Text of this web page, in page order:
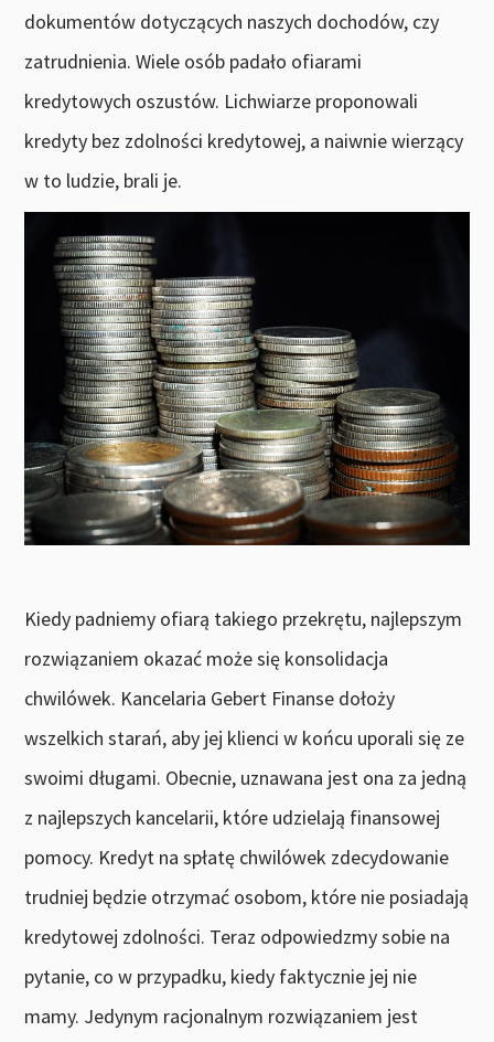
dokumentów dotyczących naszych dochodów, czy
zatrudnienia. Wiele osób padało ofiarami
kredytowych oszustów. Lichwiarze proponowali
kredyty bez zdolności kredytowej, a naiwnie wierzący
w to ludzie, brali je.
Kiedy padniemy ofiarą takiego przekrętu, najlepszym
rozwiązaniem okazać może się konsolidacja
chwilówek. Kancelaria Gebert Finanse dołoży
wszelkich starań, aby jej klienci w końcu uporali się ze
swoimi długami. Obecnie, uznawana jest ona za jedną
z najlepszych kancelarii, które udzielają finansowej
pomocy. Kredyt na spłatę chwilówek zdecydowanie
trudniej będzie otrzymać osobom, które nie posiadają
kredytowej zdolności. Teraz odpowiedzmy sobie na
pytanie, co w przypadku, kiedy faktycznie jej nie
mamy. Jedynym racjonalnym rozwiązaniem jest